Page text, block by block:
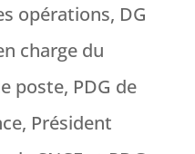
opérations, DG
charge du
poste, PDG de
Président